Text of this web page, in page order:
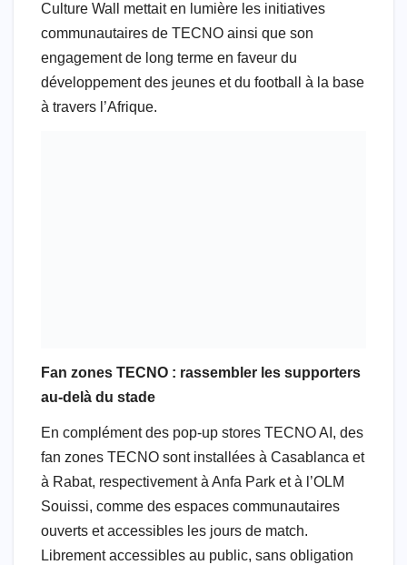
Culture Wall mettait en lumière les initiatives
communautaires de TECNO ainsi que son
engagement de long terme en faveur du
développement des jeunes et du football à la base
à travers l’Afrique.
Fan zones TECNO : rassembler les supporters
au-delà du stade
En complément des pop-up stores TECNO AI, des
fan zones TECNO sont installées à Casablanca et
à Rabat, respectivement à Anfa Park et à l’OLM
Souissi, comme des espaces communautaires
ouverts et accessibles les jours de match.
Librement accessibles au public, sans obligation